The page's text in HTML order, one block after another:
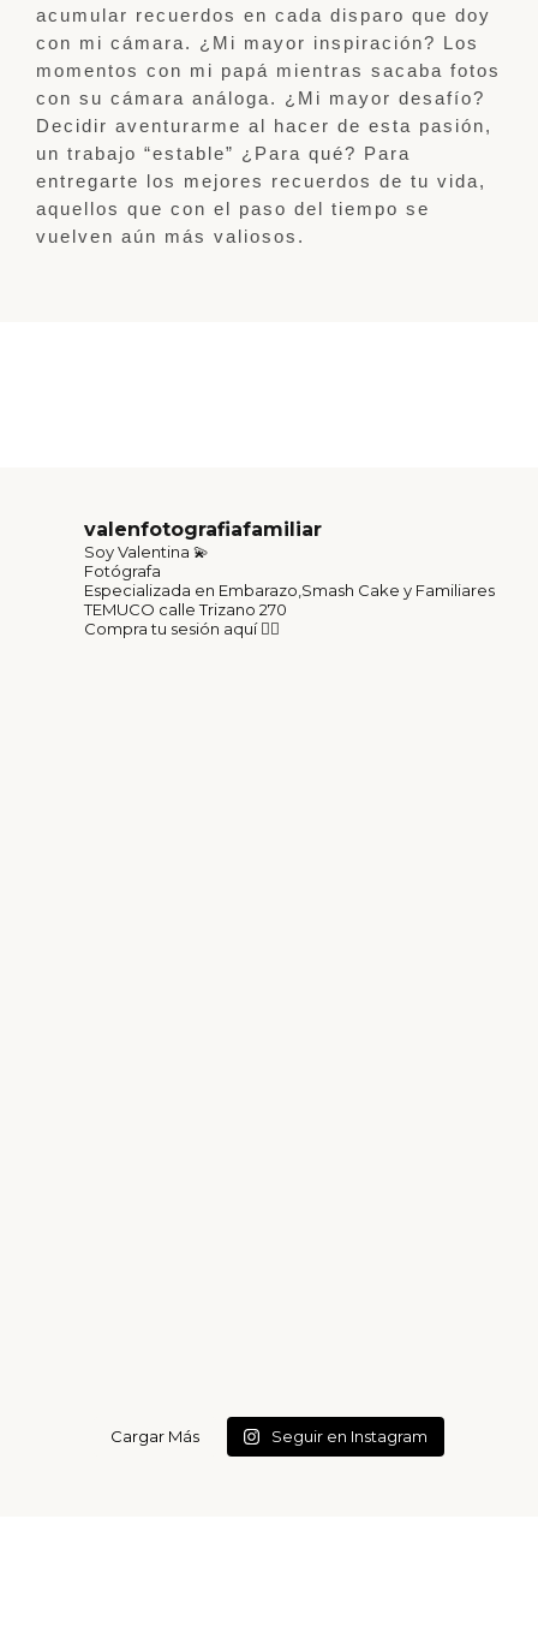
acumular recuerdos en cada disparo que doy
con mi cámara. ¿Mi mayor inspiración? Los
momentos con mi papá mientras sacaba fotos
con su cámara análoga. ¿Mi mayor desafío?
Decidir aventurarme al hacer de esta pasión,
un trabajo “estable” ¿Para qué? Para
entregarte los mejores recuerdos de tu vida,
aquellos que con el paso del tiempo se
vuelven aún más valiosos.
valenfotografiafamiliar
Soy Valentina 💫
Fotógrafa
Especializada en Embarazo,Smash Cake y Familiares
TEMUCO calle Trizano 270
Compra tu sesión aquí 👇🏽
Cargar Más Seguir en Instagram